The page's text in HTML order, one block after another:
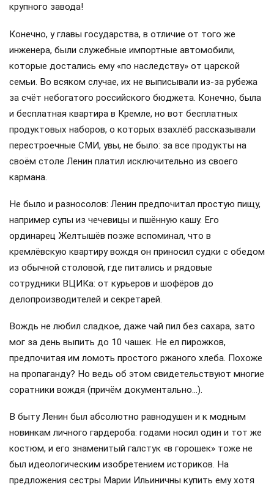
крупного завода!
Конечно, у главы государства, в отличие от того же
инженера, были служебные импортные автомобили,
которые достались ему «по наследству» от царской
семьи. Во всяком случае, их не выписывали из-за рубежа
за счёт небогатого российского бюджета. Конечно, была
и бесплатная квартира в Кремле, но вот бесплатных
продуктовых наборов, о которых взахлёб рассказывали
перестроечные СМИ, увы, не было: за все продукты на
своём столе Ленин платил исключительно из своего
кармана.
Не было и разносолов: Ленин предпочитал простую пищу,
например супы из чечевицы и пшённую кашу. Его
ординарец Желтышёв позже вспоминал, что в
кремлёвскую квартиру вождя он приносил судки с обедом
из обычной столовой, где питались и рядовые
сотрудники ВЦИКа: от курьеров и шофёров до
делопроизводителей и секретарей.
Вождь не любил сладкое, даже чай пил без сахара, зато
мог за день выпить до 10 чашек. Не ел пирожков,
предпочитая им ломоть простого ржаного хлеба. Похоже
на пропаганду? Но ведь об этом свидетельствуют многие
соратники вождя (причём документально…).
В быту Ленин был абсолютно равнодушен и к модным
новинкам личного гардероба: годами носил один и тот же
костюм, и его знаменитый галстук «в горошек» тоже не
был идеологическим изобретением историков. На
предложения сестры Марии Ильиничны купить ему хотя